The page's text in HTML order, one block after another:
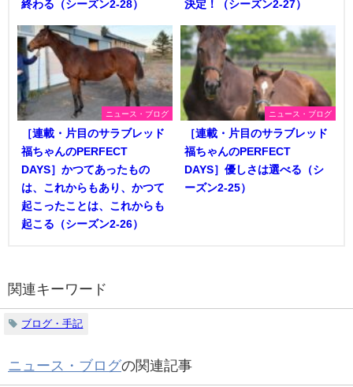
終わる（シーズン2-28）
決定！（シーズン2-27）
ニュース・ブログ
［連載・片目のサラブレッド
福ちゃんのPERFECT
DAYS］かつてあったもの
は、これからもあり、かつて
起こったことは、これからも
起こる（シーズン2-26）
ニュース・ブログ
［連載・片目のサラブレッド
福ちゃんのPERFECT
DAYS］優しさは選べる（シ
ーズン2-25）
関連キーワード
ブログ・手記
ニュース・ブログの関連記事